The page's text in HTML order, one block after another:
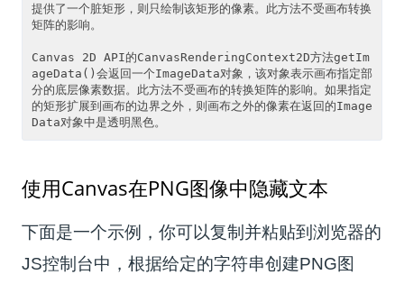
提供了一个脏矩形，则只绘制该矩形的像素。此方法不受画布转换
矩阵的影响。
Canvas 2D API的CanvasRenderingContext2D方法getIm
ageData()会返回一个ImageData对象，该对象表示画布指定部
分的底层像素数据。此方法不受画布的转换矩阵的影响。如果指定
的矩形扩展到画布的边界之外，则画布之外的像素在返回的Image
使用Canvas在PNG图像中隐藏文本
下面是一个示例，你可以复制并粘贴到浏览器的
JS控制台中，根据给定的字符串创建PNG图